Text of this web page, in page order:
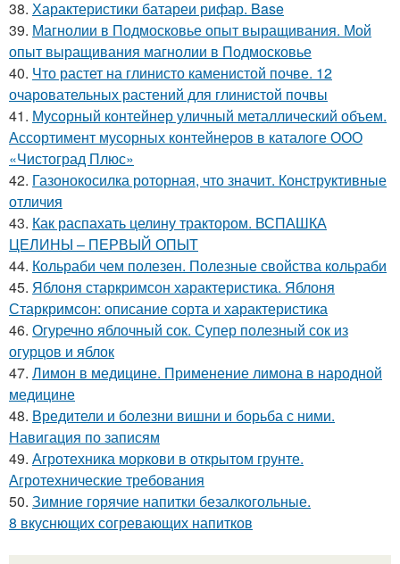
38. Характеристики батареи рифар. Base
39. Магнолии в Подмосковье опыт выращивания. Мой
опыт выращивания магнолии в Подмосковье
40. Что растет на глинисто каменистой почве. 12
очаровательных растений для глинистой почвы
41. Мусорный контейнер уличный металлический объем.
Ассортимент мусорных контейнеров в каталоге ООО
«Чистоград Плюс»
42. Газонокосилка роторная, что значит. Конструктивные
отличия
43. Как распахать целину трактором. ВСПАШКА
ЦЕЛИНЫ – ПЕРВЫЙ ОПЫТ
44. Кольраби чем полезен. Полезные свойства кольраби
45. Яблоня старкримсон характеристика. Яблоня
Старкримсон: описание сорта и характеристика
46. Огуречно яблочный сок. Супер полезный сок из
огурцов и яблок
47. Лимон в медицине. Применение лимона в народной
медицине
48. Вредители и болезни вишни и борьба с ними.
Навигация по записям
49. Агротехника моркови в открытом грунте.
Агротехнические требования
50. Зимние горячие напитки безалкогольные.
8 вкуснющих согревающих напитков